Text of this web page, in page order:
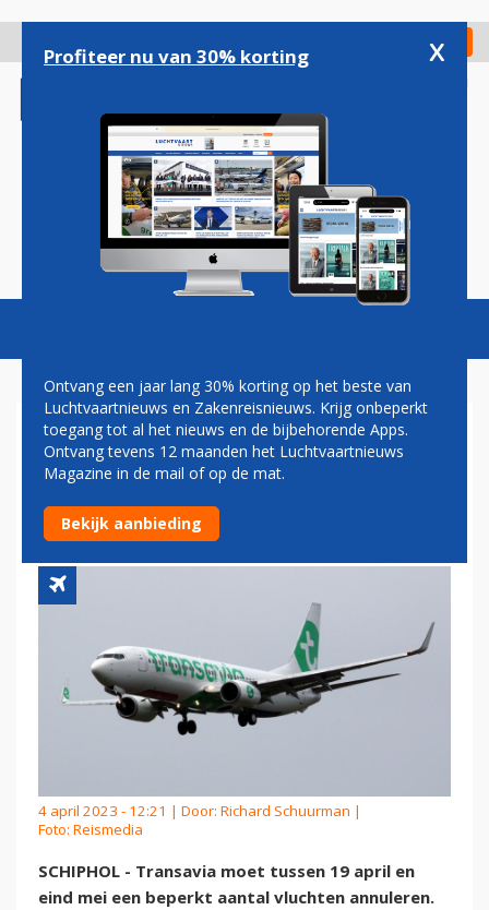
gaan
Check in
Magazine Podcasts Vacatures
TRANSAVIA MOET KOMENDE
WEKEN BEPERKT AANTAL
VLUCHTEN ANNULEREN
4 april 2023 - 12:21 | Door: Richard Schuurman |
Foto: Reismedia
SCHIPHOL - Transavia moet tussen 19 april en
eind mei een beperkt aantal vluchten annuleren.
Profiteer nu van 30% korting x
Ontvang een jaar lang 30% korting op het beste van
Luchtvaartnieuws en Zakenreisnieuws. Krijg onbeperkt
toegang tot al het nieuws en de bijbehorende Apps.
Ontvang tevens 12 maanden het Luchtvaartnieuws
Magazine in de mail of op de mat.
Bekijk aanbieding